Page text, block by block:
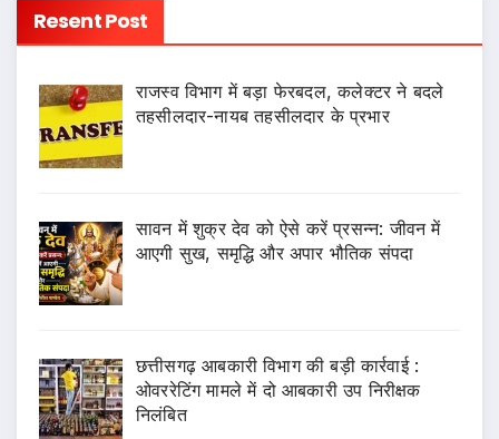
Resent Post
राजस्व विभाग में बड़ा फेरबदल, कलेक्टर ने बदले
तहसीलदार-नायब तहसीलदार के प्रभार
सावन में शुक्र देव को ऐसे करें प्रसन्न: जीवन में
आएगी सुख, समृद्धि और अपार भौतिक संपदा
छत्तीसगढ़ आबकारी विभाग की बड़ी कार्रवाई :
ओवररेटिंग मामले में दो आबकारी उप निरीक्षक
निलंबित